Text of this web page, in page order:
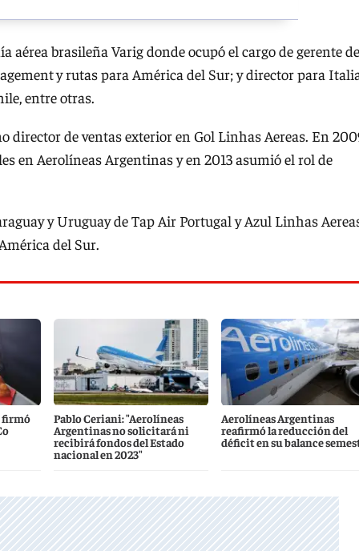
aérea brasileña Varig donde ocupó el cargo de gerente de
y rutas para América del Sur; y director para
entre otras.
director de ventas exterior en Gol Linhas Aereas. En
en Aerolíneas Argentinas y en 2013 asumió el rol de
y Uruguay de Tap Air Portugal y Azul Linhas
del Sur.
firmó
Pablo Ceriani: "Aerolíneas
Argentinas no solicitará ni
recibirá fondos del Estado
nacional en 2023"
Aerolíneas Argentinas
reafirmó la reducción del
déficit en su balance